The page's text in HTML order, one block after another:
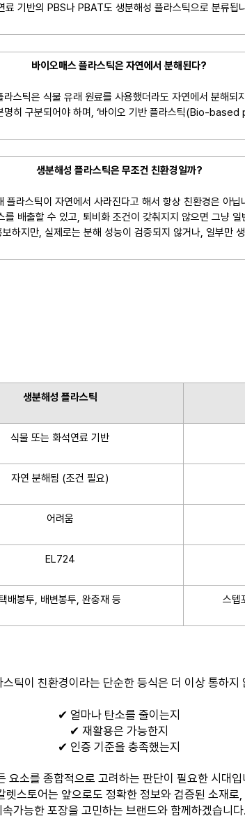
료 기반의 PBS나 PBAT도 생분해성 플라스틱으로 분류됩
바이오매스 플라스틱은 자연에서 분해된다?
라스틱은 식물 유래 원료를 사용했더라도 자연에서 분해되
명히 구분되어야 하며, ‘바이오 기반 플라스틱(Bio-based
생분해성 플라스틱은 무조건 친환경일까?
플라스틱이 자연에서 사라진다고 해서 항상 친환경은 아닙
를 배출할 수 있고, 퇴비화 조건이 갖춰지지 않으면 그냥
하지만, 실제로는 분해 성능이 검증되지 않거나, 일부만
생분해성 플라스틱
식물 또는 화석연료 기반
자연 분해됨 (조건 필요)
어려움
EL724
택배봉투, 배변봉투, 완충재 등 스텝
스틱이 친환경이라는 단순한 등식은 더 이상 통하지
✔ 얼마나 탄소를 줄이는지
✔ 재활용은 가능한지
✔ 인증 기준을 충족했는지
요소를 종합적으로 고려하는 판단이 필요한 시대입
렛스토어는 앞으로도 정확한 정보와 검증된 소재로,
속가능한 포장을 고민하는 브랜드와 함께하겠습니다.